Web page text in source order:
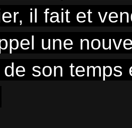
il fait et
une
son